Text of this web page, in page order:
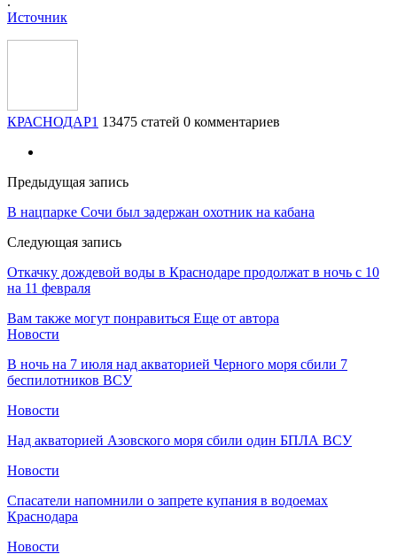
Источник
КРАСНОДАР1 13475 статей 0 комментариев
Предыдущая запись
В нацпарке Сочи был задержан охотник на кабана
Следующая запись
Откачку дождевой воды в Краснодаре продолжат в ночь с 10
на 11 февраля
Вам также могут понравиться Еще от автора
Новости
В ночь на 7 июля над акваторией Черного моря сбили 7
беспилотников ВСУ
Новости
Над акваторией Азовского моря сбили один БПЛА ВСУ
Новости
Спасатели напомнили о запрете купания в водоемах
Краснодара
Новости